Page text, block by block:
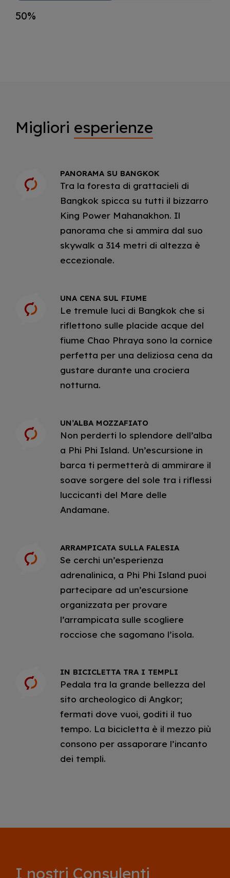
50%
Migliori esperienze
PANORAMA SU BANGKOK
Tra la foresta di grattacieli di
Bangkok spicca su tutti il bizzarro
King Power Mahanakhon. Il
panorama che si ammira dal suo
skywalk a 314 metri di altezza è
eccezionale.
UNA CENA SUL FIUME
Le tremule luci di Bangkok che si
riflettono sulle placide acque del
fiume Chao Phraya sono la cornice
perfetta per una deliziosa cena da
gustare durante una crociera
notturna.
UN’ALBA MOZZAFIATO
Non perderti lo splendore dell’alba
a Phi Phi Island. Un’escursione in
barca ti permetterà di ammirare il
soave sorgere del sole tra i riflessi
luccicanti del Mare delle
Andamane.
ARRAMPICATA SULLA FALESIA
Se cerchi un’esperienza
adrenalinica, a Phi Phi Island puoi
partecipare ad un’escursione
organizzata per provare
l’arrampicata sulle scogliere
rocciose che sagomano l’isola.
IN BICICLETTA TRA I TEMPLI
Pedala tra la grande bellezza del
sito archeologico di Angkor;
fermati dove vuoi, goditi il tuo
tempo. La bicicletta è il mezzo più
consono per assaporare l’incanto
dei templi.
I nostri Consulenti